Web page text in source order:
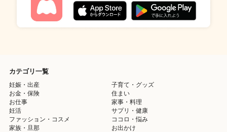
カテゴリ一覧
妊娠・出産
子育て・グッズ
お金・保険
住まい
お仕事
家事・料理
妊活
サプリ・健康
ファッション・コスメ
ココロ・悩み
家族・旦那
お出かけ